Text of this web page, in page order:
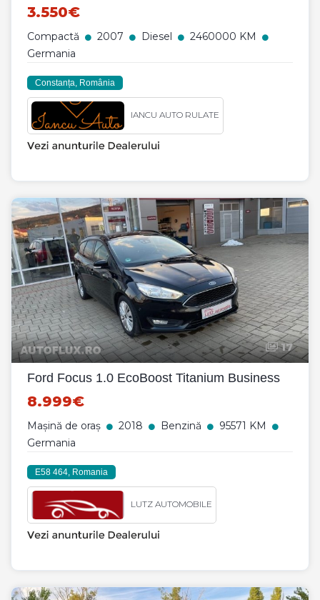
3.550€
Compactă 2007 Diesel
2460000 KM
Germania
Constanța, România
IANCU AUTO RULATE
17
Ford Focus 1.0 EcoBoost Titanium Business
8.999€
Mașină de oraș 2018 Benzină
95571 KM
Germania
E58 464, Romania
LUTZ AUTOMOBILE